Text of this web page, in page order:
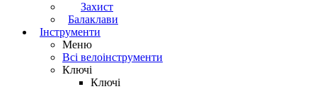
Захист
Балаклави
Інструменти
Меню
Всі велоінструменти
Ключі
Ключі